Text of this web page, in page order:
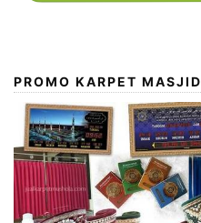
PROMO KARPET MASJID